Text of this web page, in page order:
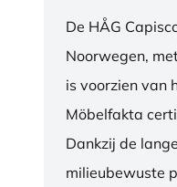
De HÅG
Noorwegen,
is voorzien van
Möbelfakta
Dankzij de
milieubewuste